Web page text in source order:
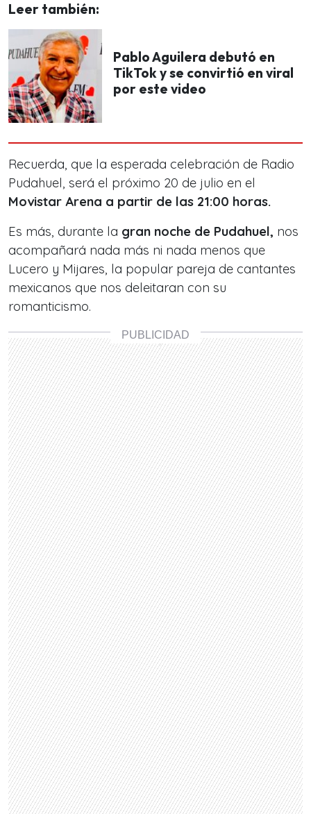
Leer también:
Pablo Aguilera debutó en
TikTok y se convirtió en viral
por este video
Recuerda, que la esperada celebración de Radio
Pudahuel, será el próximo 20 de julio en el
Movistar Arena a partir de las 21:00 horas.
Es más, durante la gran noche de Pudahuel, nos
acompañará nada más ni nada menos que
Lucero y Mijares, la popular pareja de cantantes
mexicanos que nos deleitaran con su
romanticismo.